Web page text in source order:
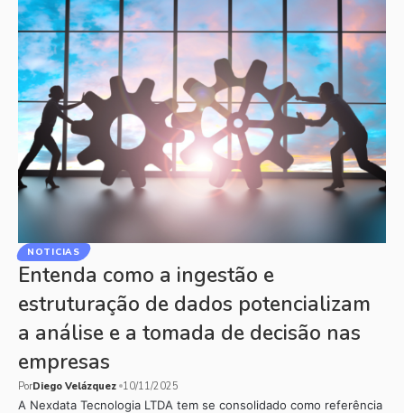
NOTICIAS
Entenda como a ingestão e
estruturação de dados potencializam
a análise e a tomada de decisão nas
empresas
PorDiego Velázquez 10/11/2025
A Nexdata Tecnologia LTDA tem se consolidado como referência